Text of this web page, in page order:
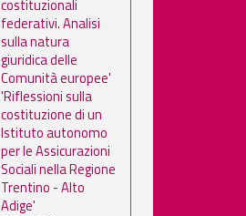
costituzionali
federativi. Analisi
sulla natura
giuridica delle
Comunità europee'
'Riflessioni sulla
costituzione di un
Istituto autonomo
per le Assicurazioni
Sociali nella Regione
Trentino - Alto
Adige'